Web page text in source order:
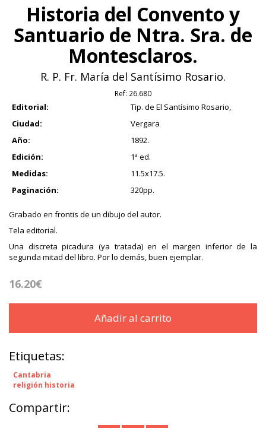
Historia del Convento y
Santuario de Ntra. Sra. de
Montesclaros.
R. P. Fr. María del Santísimo Rosario.
Ref: 26.680
Editorial:
Tip. de El Santísimo Rosario,
Ciudad:
Vergara
Año:
1892.
Edición:
1ª ed.
Medidas:
11.5x17.5.
Paginación:
320pp.
Grabado en frontis de un dibujo del autor.
Tela editorial.
Una discreta picadura (ya tratada) en el margen inferior de la
segunda mitad del libro. Por lo demás, buen ejemplar.
16.20€
Añadir al carrito
Etiquetas:
Cantabria
religión historia
Compartir: